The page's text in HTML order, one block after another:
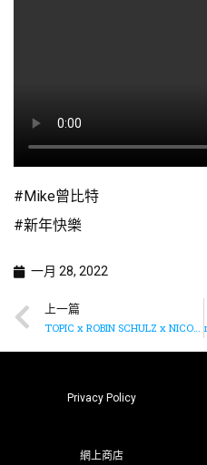
#Mike曾比特
#新年快樂
一月 28, 2022
上一篇
TOPIC x ROBIN SCHULZ x NICO SANTOS x PAUL VAN DYK 合作推出全新單曲《In Your Arms (For An Angel)》
Privacy Policy
網上商店